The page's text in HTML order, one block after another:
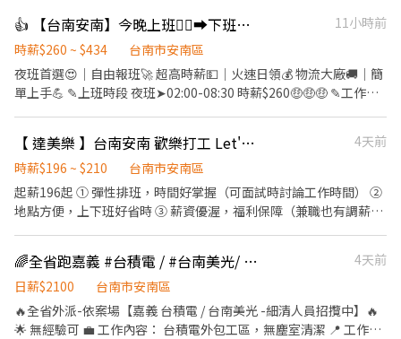
————————————————————————————————— 《工
作內容》 ◾負責倉儲物流理貨作業（撿貨、分貨、理貨） ◾異常包
撿貨、分貨、理貨 ⏰上班時間: 📆排休制 ⭐長期早班:早七07:00-
16:00或早八08:00-17:00，休息一小時，時薪200元，檔期津貼10
元/時 ⭐長期晚四:16:00-01:00，休息一小時，時薪215元，檔期津貼
30元/時 ⭐長期夜十:22:00~07:00，休息一小時，時薪230元，檔期
✅L.I.N.E.➠@826jcnfy(要加@唷) ✅【快速加入】
➠https://lin.ee/RDrxb6W
👍 【台南安南】今晚上班🏃‍♀️‍➡️下班入帳💵 鈔票澎到滿出來🔥空閒賺荷包💴 知名物流🚚
11小時前
時薪$260 ~ $434
台南市安南區
夜班首選😍｜自由報班🚀 超高時薪💵｜火速日領💰 物流大廠🚚｜簡
單上手💪 ✎上班時段 夜班➤02:00-08:30 時薪$260🤑🤑🤑 ✎工作內
單日報班-超彈性！ ✔優渥時薪$260起-荷包不空🥇 ✔快速入帳-月底
不怕不怕💯 ✔把握機會找工作 找Rannie❤️ ➖➖➖➖➖【應徵方式】
➖➖➖➖➖ 工作職缺找 ➠ 明熙-Rannie專員🫶 🅛🅘🅝🅔 🅘🅓 ❇
0911382057 ①私訊截圖應徵 ②留下「姓名+電話」讓我方便稱呼
【 達美樂 】台南安南 歡樂打工 Let's Go
4天前
時薪$196 ~ $210
台南市安南區
起薪196起 ① 彈性排班，時間好掌握（可面試時討論工作時間） ②
地點方便，上下班好省時 ③ 薪資優渥，福利保障（兼職也有調薪制
🌈全省跑嘉義 #台積電 / #台南美光/ 細清人員 #日報酬2100需配合外派
4天前
日薪$2100
台南市安南區
🔥全省外派-依案場【嘉義 台積電 / 台南美光 -細清人員招攬中】🔥
🌟 無經驗可 💼 工作內容： 台積電外包工區，無塵室清潔 📍 工作地